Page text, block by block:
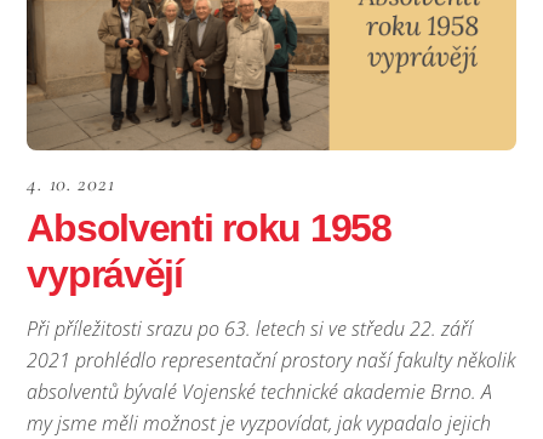
4. 10. 2021
Absolventi roku 1958
vyprávějí
Při příležitosti srazu po 63. letech si ve středu 22. září
2021 prohlédlo representační prostory naší fakulty několik
absolventů bývalé Vojenské technické akademie Brno. A
my jsme měli možnost je vyzpovídat, jak vypadalo jejich